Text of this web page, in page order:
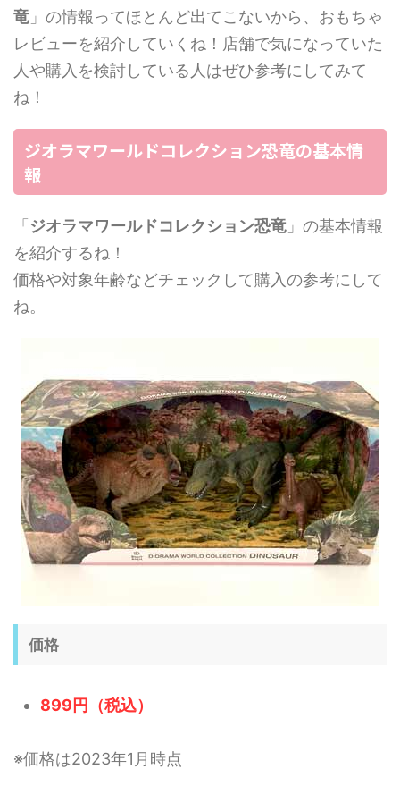
竜 」の情報ってほとんど出てこないから、おもちゃ
レビューを紹介していくね！店舗で気になっていた
人や購入を検討している人はぜひ参考にしてみて
ね！
ジオラマワールドコレクション恐竜の基本情
報
「ジオラマワールドコレクション恐竜 」の基本情報
を紹介するね！
価格や対象年齢などチェックして購入の参考にして
ね。
価格
899円（税込）
※価格は2023年1月時点